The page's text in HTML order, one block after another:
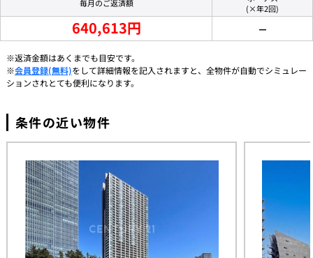
毎月のご返済額
(×年2回)
640,613円 －
※返済金額はあくまでも目安です。
※会員登録(無料)をして詳細情報を記入されますと、全物件が自動でシミュレー
ションされとても便利になります。
条件の近い物件